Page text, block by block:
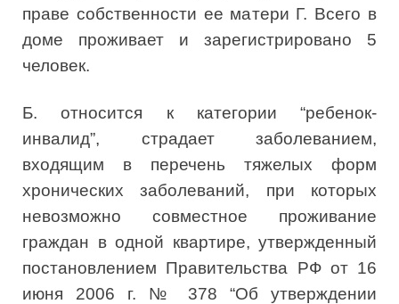
праве собственности ее матери Г. Всего в
доме проживает и зарегистрировано 5
человек.
Б. относится к категории “ребенок-
инвалид”, страдает заболеванием,
входящим в перечень тяжелых форм
хронических заболеваний, при которых
невозможно совместное проживание
граждан в одной квартире, утвержденный
постановлением Правительства РФ от 16
июня 2006 г. № 378 “Об утверждении